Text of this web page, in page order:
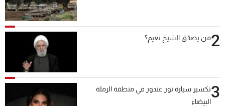
2من يصدّق الشيخ نعيم؟
3تكسير سيارة نور غندور في منطقة الرملة
البيضاء